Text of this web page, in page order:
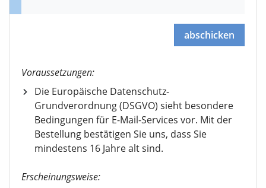
abschicken
Voraussetzungen:
Die Europäische Datenschutz-
Grundverordnung (DSGVO) sieht besondere
Bedingungen für E-Mail-Services vor. Mit der
Bestellung bestätigen Sie uns, dass Sie
mindestens 16 Jahre alt sind.
Erscheinungsweise: